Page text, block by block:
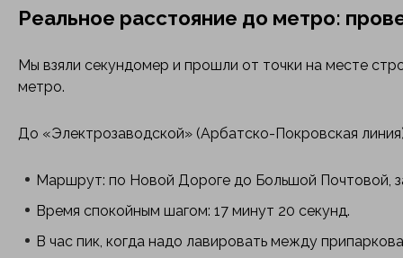
Реальное расстояние до метро:
Мы взяли секундомер и прошли от точки на месте
метро.
До «Электрозаводской» (Арбатско-Покровская
Маршрут: по Новой Дороге до Большой Почтовой,
Время спокойным шагом: 17 минут 20 секунд.
В час пик, когда надо лавировать между